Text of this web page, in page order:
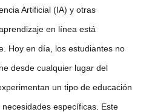
Artificial (IA) y otras
en línea está
Hoy en día, los estudiantes no
desde cualquier lugar del
un tipo de educación
específicas. Este